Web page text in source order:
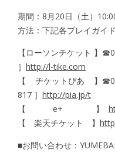
期間：8月20日（土）
方法：下記各プレイガイ
【ローソンチケット 】
］ http://l-tike.com
【 チケットぴあ 】
817 ］ http://pia.jp/t
【 e+ 】
【 楽天チケット 】
■お問い合わせ：